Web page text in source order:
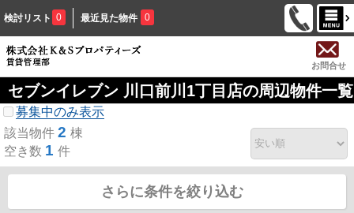
検討リスト 0 最近見た物件 0
お問合せ
セブンイレブン 川口前川1丁目店の周辺物件一覧
募集中のみ表示
該当物件 2 棟
空き数 1 件
さらに条件を絞り込む